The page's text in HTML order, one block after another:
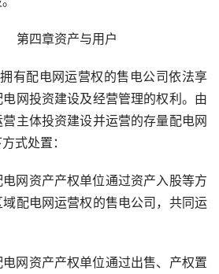
第四章资产与用户
有配电网运营权的售电公司依法享
网投资建设及经营管理的权利。由
主体投资建设并运营的存量配电网
式处置：
电网资产产权单位通过资产入股等方
配电网运营权的售电公司，共同运
电网资产产权单位通过出售、产权置